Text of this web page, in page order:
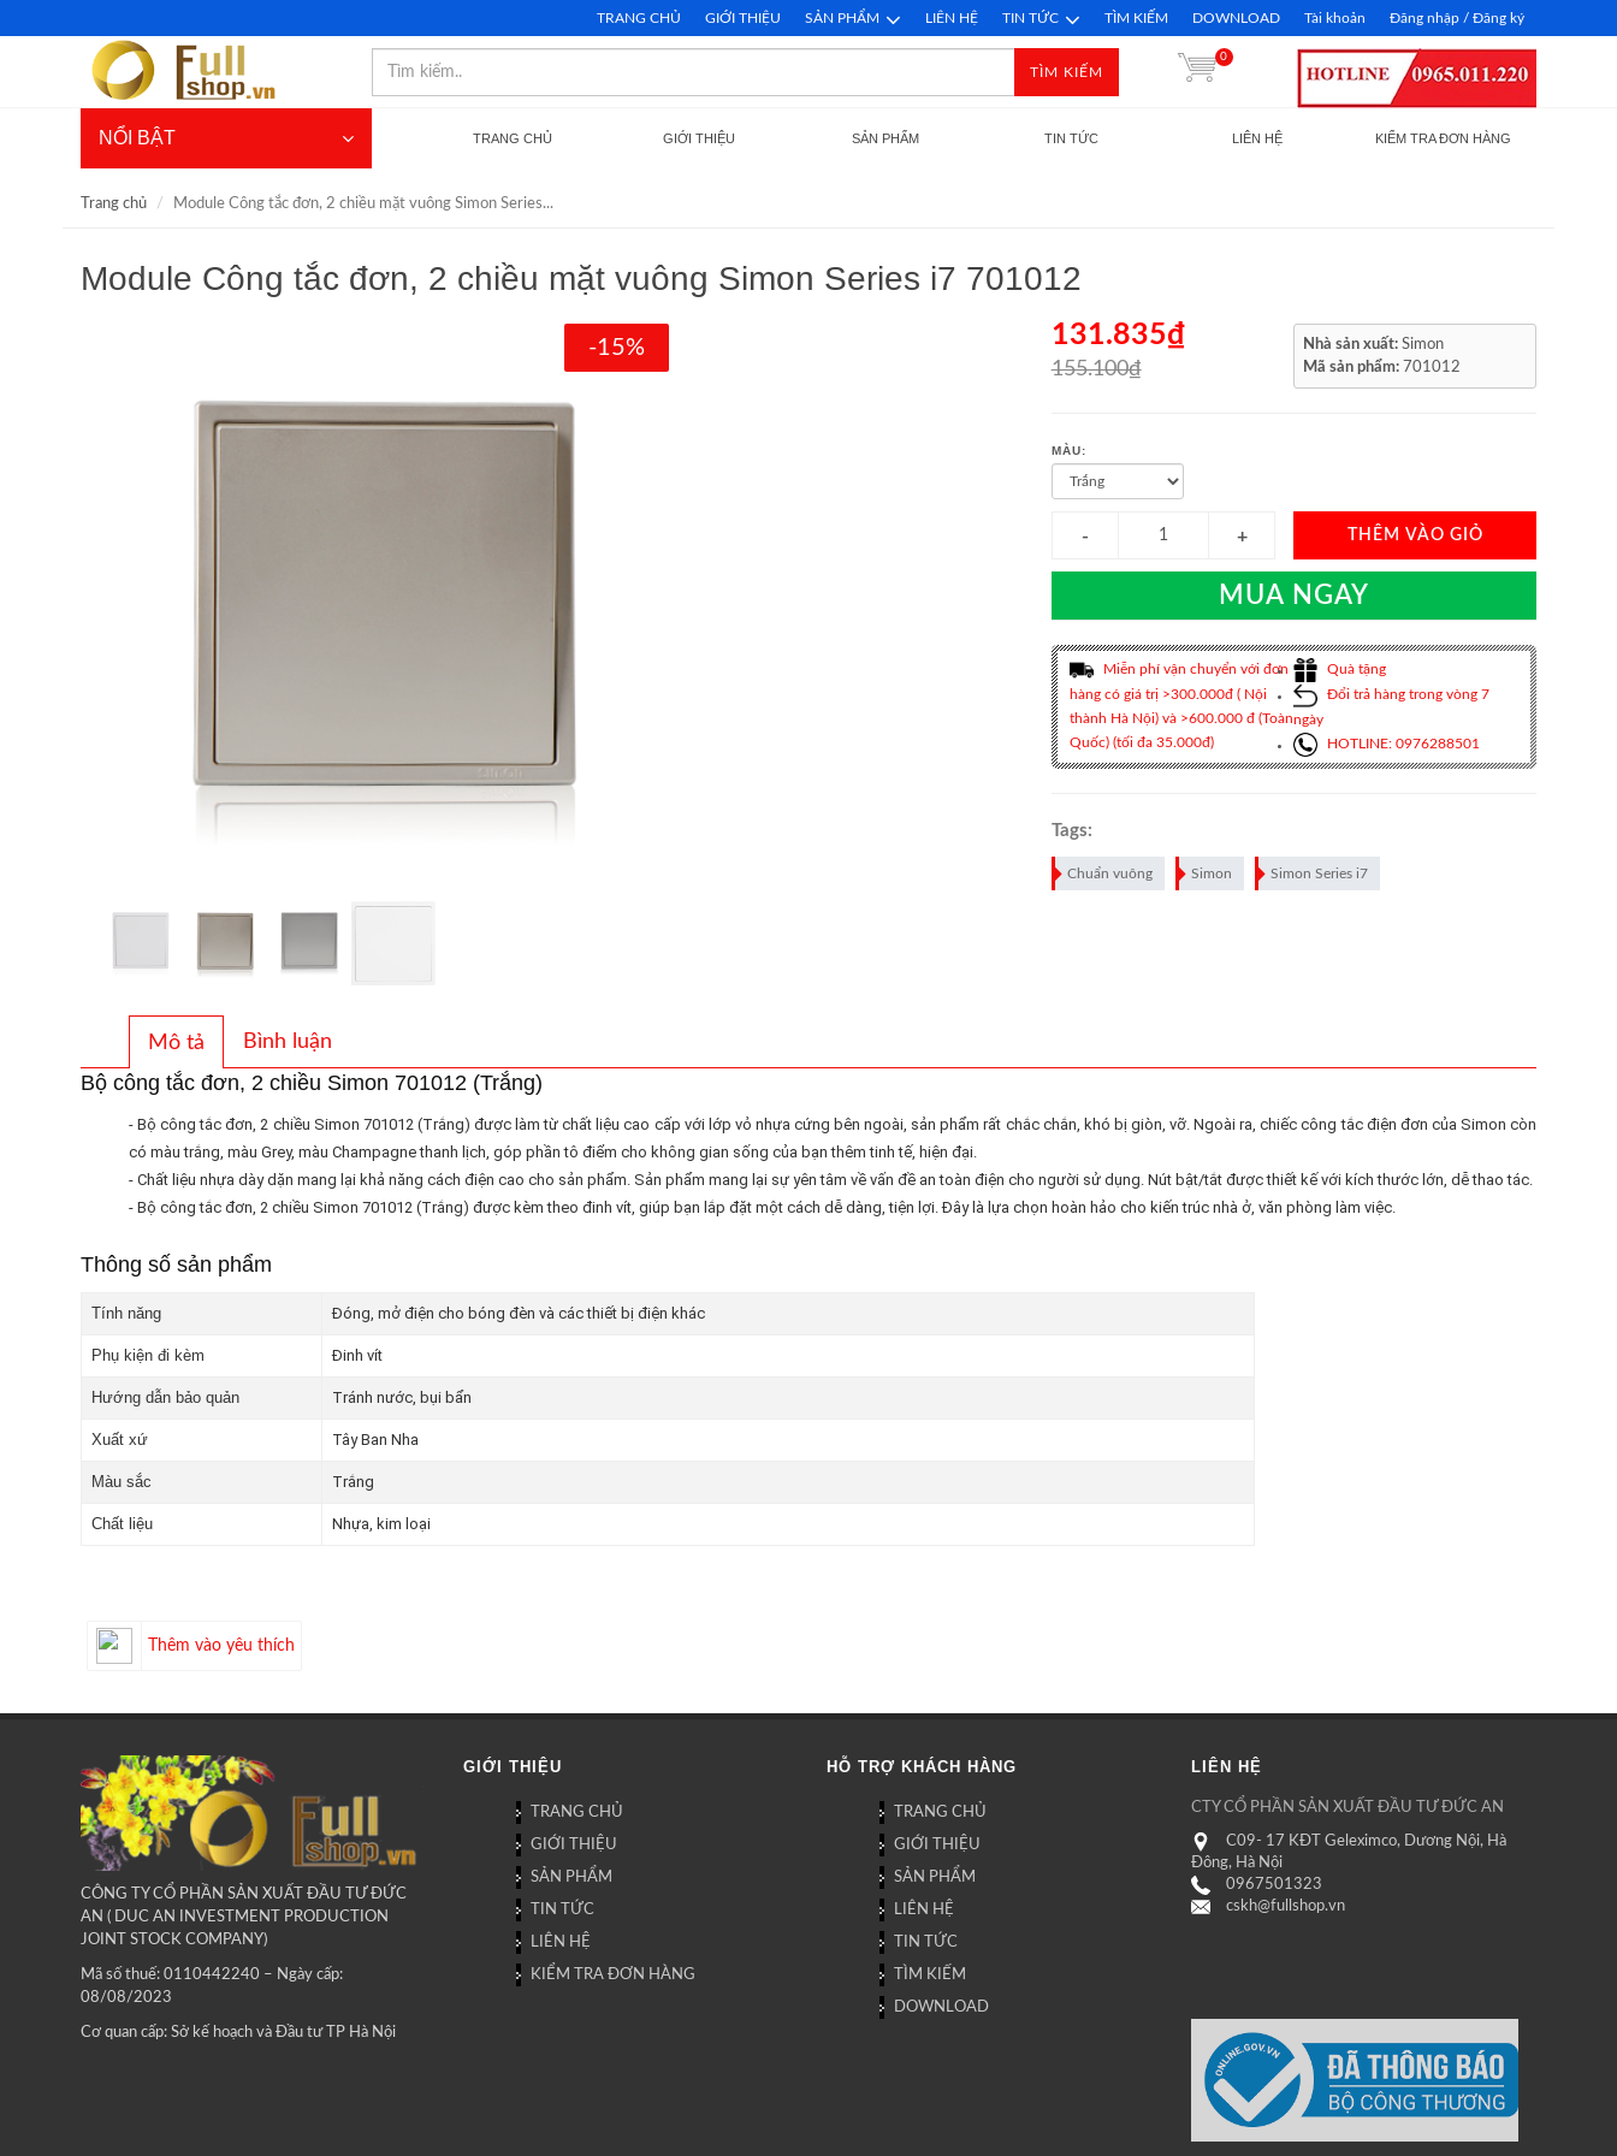
TRANG CHỦ GIỚI THIỆU SẢN PHẨM LIÊN HỆ TIN TỨC TÌM KIẾM DOWNLOAD Tài khoản Đăng nhập / Đăng ký
TÌM KIẾM
0
NỔI BẬT TRANG CHỦ GIỚI THIỆU SẢN PHẨM TIN TỨC LIÊN HỆ KIỂM TRA ĐƠN HÀNG
Trang chủ Module Công tắc đơn, 2 chiều mặt vuông Simon Series...
Module Công tắc đơn, 2 chiều mặt vuông Simon Series i7 701012
-15% 131.835₫
155.100₫
Nhà sản xuất:Simon
Mã sản phẩm: 701012
MÀU:
THÊM VÀO GIỎ
MUA NGAY
Miễn phí vận chuyển với đơn
hàng có giá trị >300.000đ ( Nội
thành Hà Nội) và >600.000 đ (Toàn
Quốc) (tối đa 35.000đ)
Quà tặng
Đổi trả hàng trong vòng 7
ngày
HOTLINE: 0976288501
Tags:
Chuẩn vuông Simon Simon Series i7
Mô tả Bình luận
Bộ công tắc đơn, 2 chiều Simon 701012 (Trắng)
- Bộ công tắc đơn, 2 chiều Simon 701012 (Trắng) được làm từ chất liệu cao cấp với lớp vỏ nhựa cứng bên ngoài, sản phẩm rất chắc chắn, khó bị giòn, vỡ. Ngoài ra, chiếc công tắc điện đơn của Simon còn
có màu trắng, màu Grey, màu Champagne thanh lịch, góp phần tô điểm cho không gian sống của bạn thêm tinh tế, hiện đại.
- Chất liệu nhựa dày dặn mang lại khả năng cách điện cao cho sản phẩm. Sản phẩm mang lại sự yên tâm về vấn đề an toàn điện cho người sử dụng. Nút bật/tắt được thiết kế với kích thước lớn, dễ thao tác.
- Bộ công tắc đơn, 2 chiều Simon 701012 (Trắng) được kèm theo đinh vít, giúp bạn lắp đặt một cách dễ dàng, tiện lợi. Đây là lựa chọn hoàn hảo cho kiến trúc nhà ở, văn phòng làm việc.
Thông số sản phẩm
Tính năng Đóng, mở điện cho bóng đèn và các thiết bị điện khác
Phụ kiện đi kèm Đinh vít
Hướng dẫn bảo quản Tránh nước, bụi bẩn
Xuất xứ Tây Ban Nha
Màu sắc Trắng
Chất liệu Nhựa, kim loại
Thêm vào yêu thích
CÔNG TY CỔ PHẦN SẢN XUẤT ĐẦU TƯ ĐỨC
AN ( DUC AN INVESTMENT PRODUCTION
JOINT STOCK COMPANY)
Mã số thuế: 0110442240 – Ngày cấp:
08/08/2023
Cơ quan cấp: Sở kế hoạch và Đầu tư TP Hà Nội
GIỚI THIỆU
TRANG CHỦ
GIỚI THIỆU
SẢN PHẨM
TIN TỨC
LIÊN HỆ
KIỂM TRA ĐƠN HÀNG
HỖ TRỢ KHÁCH HÀNG
TRANG CHỦ
GIỚI THIỆU
SẢN PHẨM
LIÊN HỆ
TIN TỨC
TÌM KIẾM
DOWNLOAD
LIÊN HỆ
CTY CỔ PHẦN SẢN XUẤT ĐẦU TƯ ĐỨC AN
C09- 17 KĐT Geleximco, Dương Nội, Hà
Đông, Hà Nội
0967501323
cskh@fullshop.vn